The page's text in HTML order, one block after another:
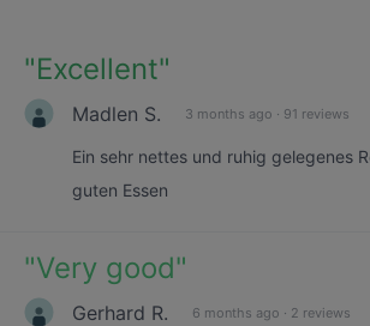
"Excellent"
Madlen S. 3 months ago · 91 reviews
Ein sehr nettes und ruhig gelegenes
guten Essen
"Very good"
Gerhard R. 6 months ago · 2 reviews